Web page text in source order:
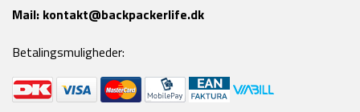
Mail: kontakt@backpackerlife.dk
Betalingsmuligheder: